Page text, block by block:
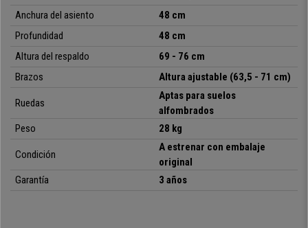
• Respaldo y soporte lumbar ajustables
• Mecanismo sincronizado con posiciones
• Piel sintética ignífuga y antibacterias
•Amplio reposacabezas, confort extra
Anchura del asiento
48 cm
Profundidad
48 cm
Altura del respaldo
69 - 76 cm
Brazos
Altura ajustable (63,5 - 71 cm)
Ruedas
Aptas para suelos
alfombrados
Peso
28 kg
Condición
A estrenar con embalaje
original
Garantía
3 años